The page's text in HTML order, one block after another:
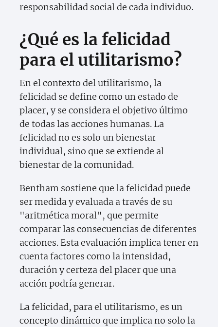
responsabilidad social de cada individuo.
¿Qué es la felicidad
para el utilitarismo?
En el contexto del utilitarismo, la
felicidad se define como un estado de
placer, y se considera el objetivo último
de todas las acciones humanas. La
felicidad no es solo un bienestar
individual, sino que se extiende al
bienestar de la comunidad.
Bentham sostiene que la felicidad puede
ser medida y evaluada a través de su
"aritmética moral", que permite
comparar las consecuencias de diferentes
acciones. Esta evaluación implica tener en
cuenta factores como la intensidad,
duración y certeza del placer que una
acción podría generar.
La felicidad, para el utilitarismo, es un
concepto dinámico que implica no solo la